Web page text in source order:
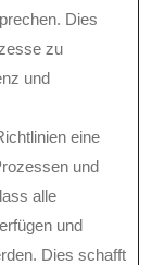
Dies
zu
und
eine
und
alle
und
Dies schafft